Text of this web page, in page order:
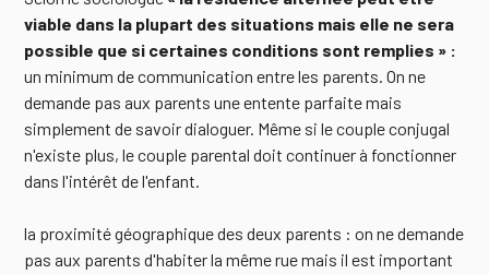
viable dans la plupart des situations mais elle ne sera
possible que si certaines conditions sont remplies » :
un minimum de communication entre les parents. On ne
demande pas aux parents une entente parfaite mais
simplement de savoir dialoguer. Même si le couple conjugal
n'existe plus, le couple parental doit continuer à fonctionner
dans l'intérêt de l'enfant.
la proximité géographique des deux parents : on ne demande
pas aux parents d'habiter la même rue mais il est important